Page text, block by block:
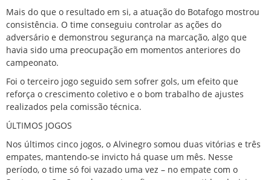
Mais do que o resultado em si, a atuação do Botafogo mostrou
consistência. O time conseguiu controlar as ações do
adversário e demonstrou segurança na marcação, algo que
havia sido uma preocupação em momentos anteriores do
campeonato.
Foi o terceiro jogo seguido sem sofrer gols, um efeito que
reforça o crescimento coletivo e o bom trabalho de ajustes
realizados pela comissão técnica.
ÚLTIMOS JOGOS
Nos últimos cinco jogos, o Alvinegro somou duas vitórias e três
empates, mantendo-se invicto há quase um mês. Nesse
período, o time só foi vazado uma vez – no empate com o